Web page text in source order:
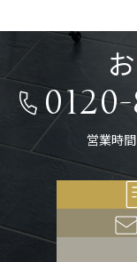
営業時